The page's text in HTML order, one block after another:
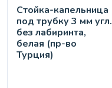
Стойка-капельница
под трубку 3 мм угл.
без лабиринта,
белая (пр-во
Турция)